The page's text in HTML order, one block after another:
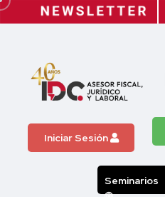
Iniciar Sesión
Seminarios